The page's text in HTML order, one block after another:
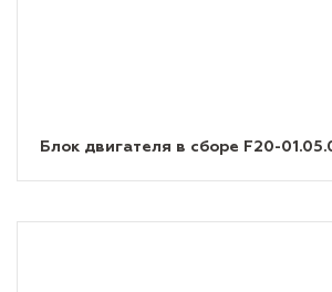
Блок двигателя в сборе F20-